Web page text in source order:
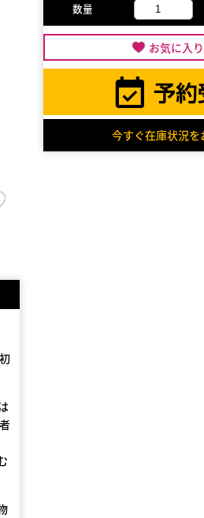
数量
お気に入
今すぐ在庫状況を